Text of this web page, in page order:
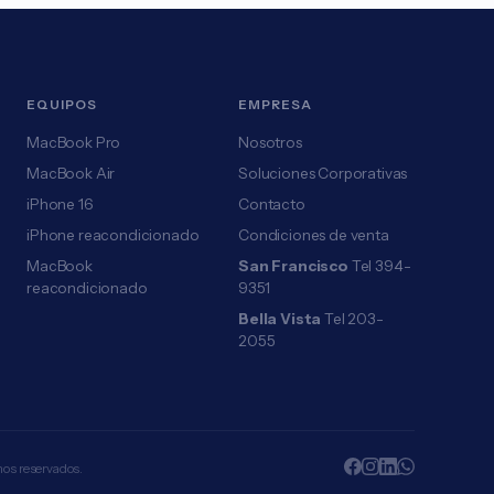
EQUIPOS
MacBook Pro
MacBook Air
iPhone 16
iPhone reacondicionado
MacBook
reacondicionado
EMPRESA
Nosotros
Soluciones Corporativas
Contacto
Condiciones de venta
San Francisco Tel 394-
9351
Bella Vista Tel 203-
2055
reservados.